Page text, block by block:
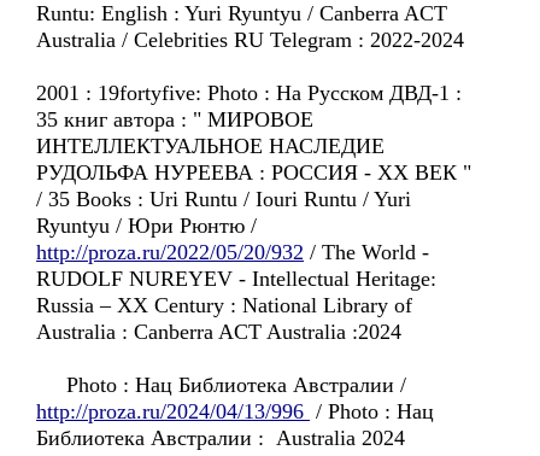
Runtu: English : Yuri Ryuntyu / Canberra ACT
Australia / Celebrities RU Telegram : 2022-2024
2001 : 19fortyfive: Photo : На Русском ДВД-1 :
35 книг автора : " МИРОВОЕ
ИНТЕЛЛЕКТУАЛЬНОЕ НАСЛЕДИЕ
РУДОЛЬФА НУРЕЕВА : РОССИЯ - ХХ ВЕК "
/ 35 Books : Uri Runtu / Iouri Runtu / Yuri
Ryuntyu / Юри Рюнтю /
http://proza.ru/2022/05/20/932 / The World -
RUDOLF NUREYEV - Intellectual Heritage:
Russia – XX Century : National Library of
Australia : Canberra ACT Australia :2024
Photo : Нац Библиотекa Австралии /
http://proza.ru/2024/04/13/996 / Photo : Нац
Библиотекa Австралии : Australia 2024